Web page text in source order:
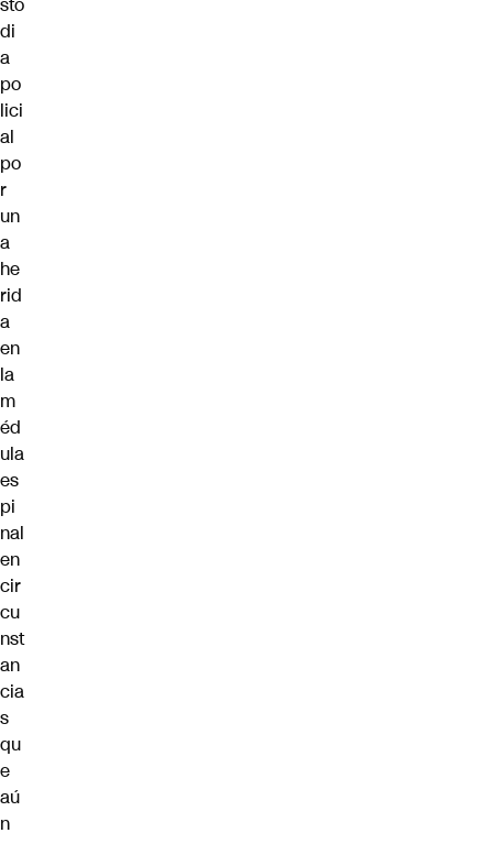
sto
di
a
po
lici
al
po
r
un
a
he
rid
a
en
la
m
éd
ula
es
pi
nal
en
cir
cu
nst
an
cia
s
qu
e
aú
n